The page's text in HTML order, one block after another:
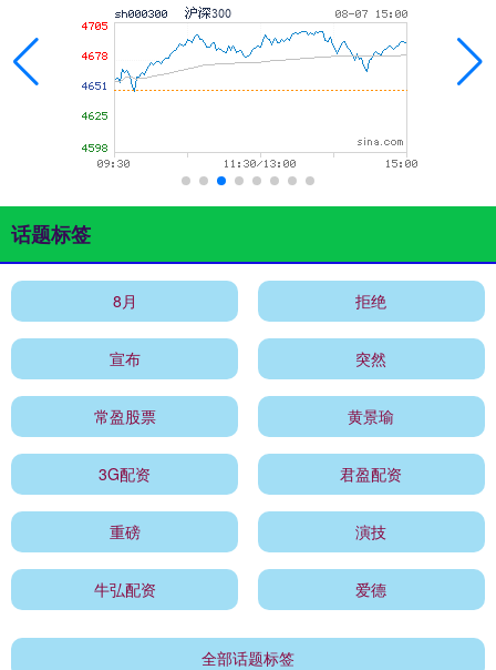
话题标签
8月 拒绝
宣布 突然
常盈股票 黄景瑜
3G配资 君盈配资
重磅 演技
牛弘配资 爱德
全部话题标签